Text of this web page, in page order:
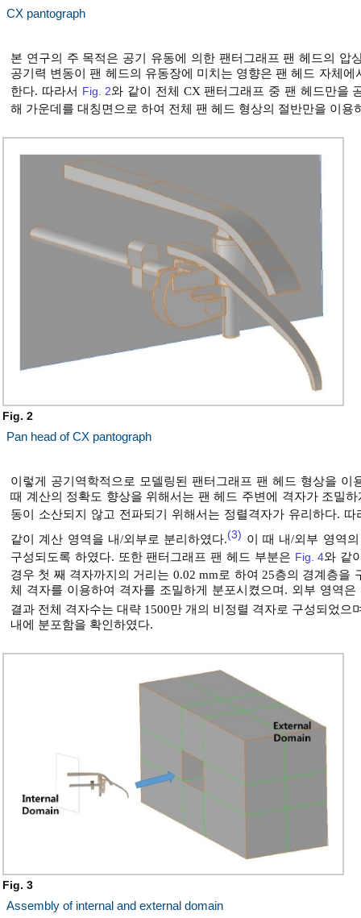
CX pantograph
본 연구의 주 목적은 공기 유동에 의한 팬터그래프 팬 헤드의 압
공기력 변동이 팬 헤드의 유동장에 미치는 영향은 팬 헤드 자체
한다. 따라서 Fig. 2와 같이 전체 CX 팬터그래프 중 팬 헤드만을
해 가운데를 대칭면으로 하여 전체 팬 헤드 형상의 절반만을 이용
Fig. 2
Pan head of CX pantograph
이렇게 공기역학적으로 모델링된 팬터그래프 팬 헤드 형상을
때 계산의 정확도 향상을 위해서는 팬 헤드 주변에 격자가 조밀
동이 소산되지 않고 전파되기 위해서는 정렬격자가 유리하다.
같이 계산 영역을 내/외부로 분리하였다.(3) 이 때 내/외부 영역
구성되도록 하였다. 또한 팬터그래프 팬 헤드 부분은 Fig. 4와 같
경우 첫 째 격자까지의 거리는 0.02 mm로 하여 25층의 경계층
체 격자를 이용하여 격자를 조밀하게 분포시켰으며. 외부 영역
결과 전체 격자수는 대략 1500만 개의 비정렬 격자로 구성되었으
내에 분포함을 확인하였다.
Fig. 3
Assembly of internal and external domain